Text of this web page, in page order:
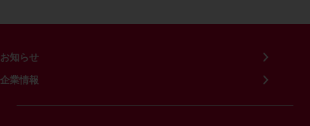
お知らせ
企業情報